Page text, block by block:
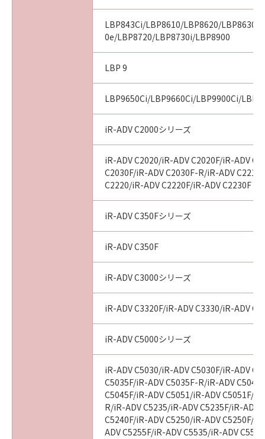
LBP843Ci/LBP8610/LBP8620/LBP8630/
0e/LBP8720/LBP8730i/LBP8900
LBP 9
LBP9650Ci/LBP9660Ci/LBP9900Ci/
iR-ADV C2000シリーズ
iR-ADV C2020/iR-ADV C2020F/iR-ADV
C2030F/iR-ADV C2030F-R/iR-ADV
C2220/iR-ADV C2220F/iR-ADV C2230F
iR-ADV C350Fシリーズ
iR-ADV C350F
iR-ADV C3000シリーズ
iR-ADV C3320F/iR-ADV C3330/iR-ADV
iR-ADV C5000シリーズ
iR-ADV C5030/iR-ADV C5030F/iR-ADV
C5035F/iR-ADV C5035F-R/iR-ADV
C5045F/iR-ADV C5051/iR-ADV C5051F/
R/iR-ADV C5235/iR-ADV C5235F/iR-ADV
C5240F/iR-ADV C5250/iR-ADV C5250F/
ADV C5255F/iR-ADV C5535/iR-ADV